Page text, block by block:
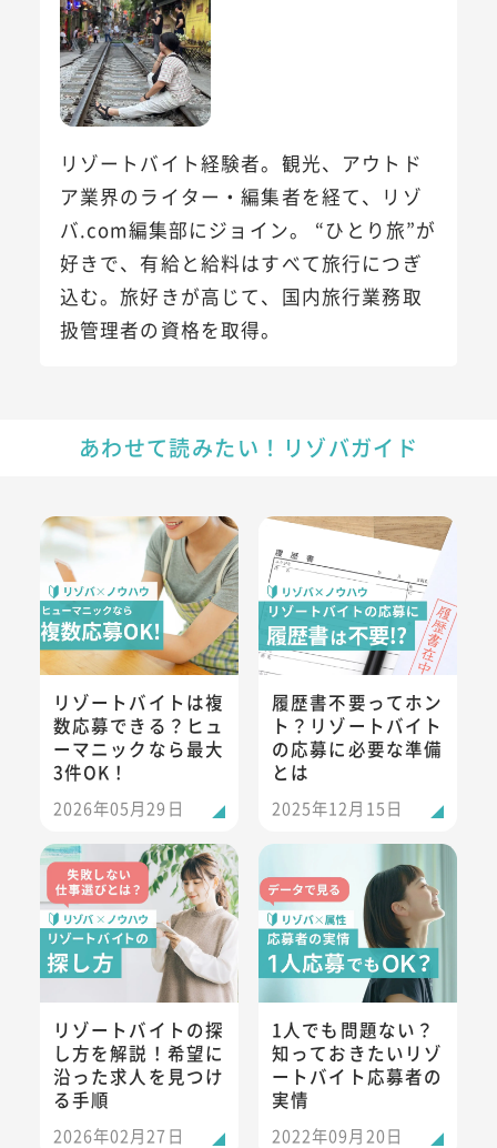
リゾートバイト経験者。観光、アウトド
ア業界のライター・編集者を経て、リゾ
バ.com編集部にジョイン。 “ひとり旅”が
好きで、有給と給料はすべて旅行につぎ
込む。旅好きが高じて、国内旅行業務取
扱管理者の資格を取得。
あわせて読みたい！リゾバガイド
リゾートバイトは複数応募できる？ヒューマニックなら最大
リゾートバイトは複
数応募できる？ヒュ
ーマニックなら最大
3件OK！
2026年05月29日
履歴書不要ってホント？リゾ
履歴書不要ってホン
ト？リゾートバイト
の応募に必要な準備
とは
2025年12月15日
リゾートバイトの探し方を解説！希望に沿った求人を見つけ
リゾートバイトの探
し方を解説！希望に
沿った求人を見つけ
る手順
2026年02月27日
1人でも問題ない？知っておき
1人でも問題ない？
知っておきたいリゾ
ートバイト応募者の
実情
2022年09月20日